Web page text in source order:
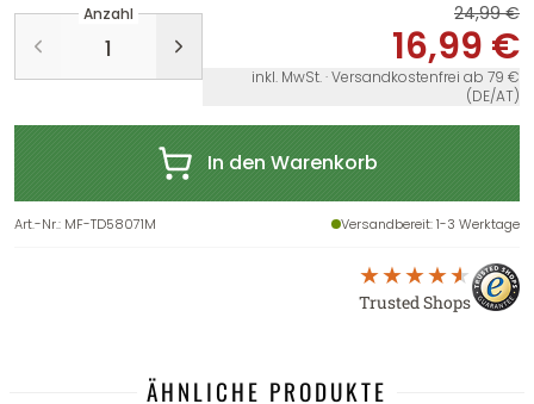
Anzahl 24,99 €
16,99 €
inkl. MwSt. · Versandkostenfrei ab 79 €
(DE/AT)
In den Warenkorb
Art.-Nr.: MF-TD58071M Versandbereit: 1-3 Werktage
Trusted Shops
ÄHNLICHE PRODUKTE